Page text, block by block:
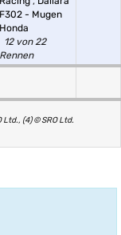
F302 - Mugen
Honda
12 von 22
Rennen
Ltd., (4) © SRO Ltd.